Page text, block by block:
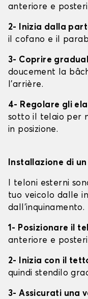
anteriore e
2- Inizia dalla
il cofano e il
3- Coprire
doucement la
l'arrière.
4- Regolare gli
sotto il telaio per
in posizione.
Installazione di
I teloni esterni
tuo veicolo dalle
dall'inquinamento.
1- Posizionare il
anteriore e
2- Inizia con il
quindi stendilo
3- Assicurati una